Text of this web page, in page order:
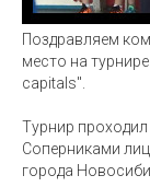
Поздравляем
место на
capitals".
Турнир проходил
Соперниками
города